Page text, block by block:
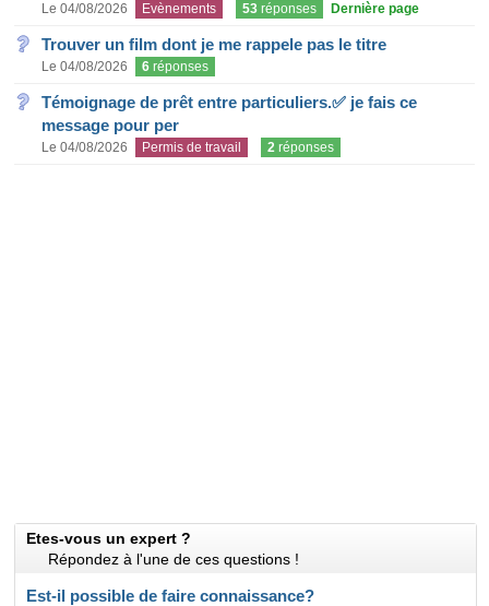
Le 04/08/2026 Evènements 53 réponses Dernière page
Trouver un film dont je me rappele pas le titre
Le 04/08/2026 6 réponses
Témoignage de prêt entre particuliers.✅ je fais ce
message pour per
Le 04/08/2026 Permis de travail 2 réponses
Etes-vous un expert ?
Répondez à l'une de ces questions !
Est-il possible de faire connaissance?